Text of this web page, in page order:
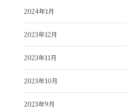
2024年1月
2023年12月
2023年11月
2023年10月
2023年9月